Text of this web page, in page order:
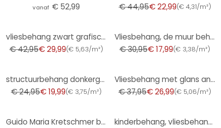
vanaf € 52,99
€ 44,95€ 22,99(€ 4,31/m²)
vliesbehang zwart grafisch voor woonkamer slaapkamer behang marburg
€ 42,95€ 29,99(€ 5,63/m²)
Vliesbehang, de muur behangen La Terrasse groen
€ 30,95€ 17,99(€ 3,38/m²)
structuurbehang donkergroen effen kleur - modern effen vliesbehang groen
€ 24,95€ 19,99(€ 3,75/m²)
Vliesbehang met glans antraciet betonlook
€ 37,95€ 26,99(€ 5,06/m²)
Guido Maria Kretschmer behang met bloemmotief Floral Glow Fashion for Walls 5 goud kinderbehang, vliesbehang met illustratie Kids Walls wit, groen